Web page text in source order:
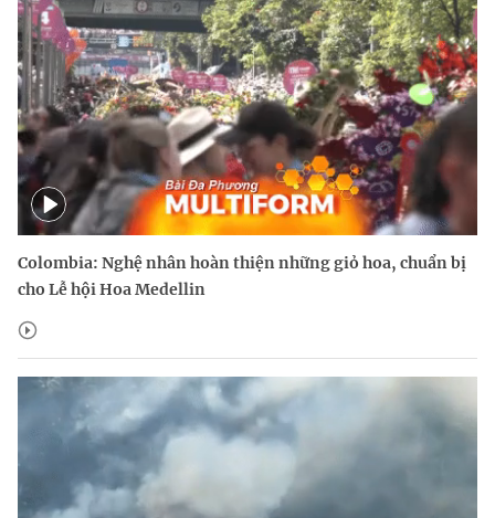
Colombia: Nghệ nhân hoàn thiện những giỏ hoa, chuẩn bị
cho Lễ hội Hoa Medellin